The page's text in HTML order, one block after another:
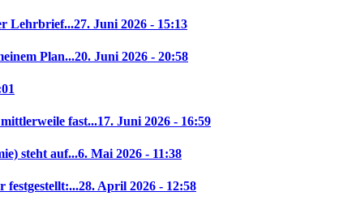
Lehrbrief...27. Juni 2026 - 15:13
Plan...20. Juni 2026 - 20:58
fast...17. Juni 2026 - 16:59
steht auf...6. Mai 2026 - 11:38
festgestellt:...28. April 2026 - 12:58